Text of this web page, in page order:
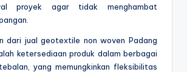
proyek agar tidak menghambat
dari jual geotextile non woven Padang
ketersediaan produk dalam berbagai
yang memungkinkan fleksibilitas